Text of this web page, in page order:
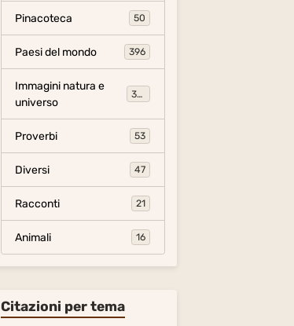
Pinacoteca 50
Paesi del mondo 396
Immagini natura e
universo
306
Proverbi 53
Diversi 47
Racconti 21
Animali 16
Citazioni per tema